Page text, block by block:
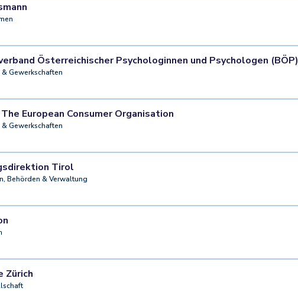
Österreichischer Psychologinnen und Psychologen (BÖP)
Gewerkschaften
The European Consumer Organisation
Gewerkschaften
Tirol
Behörden & Verwaltung
Zürich